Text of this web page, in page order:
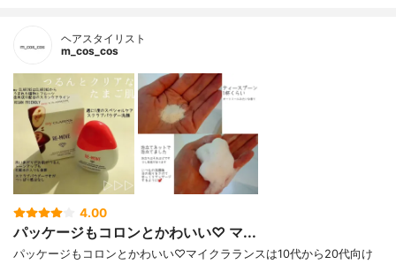
ヘアスタイリスト
m_cos_cos
4.00
パッケージもコロンとかわいい♡ マ...
パッケージもコロンとかわいい♡マイクラランスは10代から20代向け